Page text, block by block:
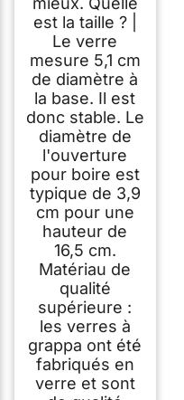
est la taille ? |
Le verre
mesure 5,1 cm
de diamètre à
la base. Il est
donc stable. Le
diamètre de
l'ouverture
pour boire est
typique de 3,9
cm pour une
hauteur de
16,5 cm.
Matériau de
qualité
supérieure :
les verres à
grappa ont été
fabriqués en
verre et sont